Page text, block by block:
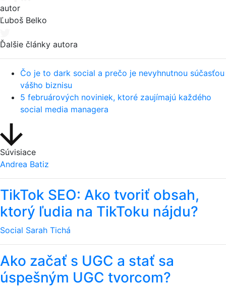
autor
Ľuboš Belko
Ďalšie články autora
Čo je to dark social a prečo je nevyhnutnou súčasťou
vášho biznisu
5 februárových noviniek, ktoré zaujímajú každého
social media managera
Súvisiace
Andrea Batiz
TikTok SEO: Ako tvoriť obsah,
ktorý ľudia na TikToku nájdu?
Social Sarah Tichá
Ako začať s UGC a stať sa
úspešným UGC tvorcom?